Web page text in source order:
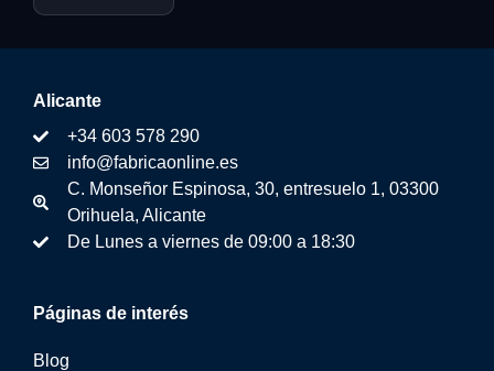
Páginas de interés
Blog
Alicante
+34 603 578 290
info@fabricaonline.es
C. Monseñor Espinosa, 30, entresuelo 1, 03300
Orihuela, Alicante
De Lunes a viernes de 09:00 a 18:30